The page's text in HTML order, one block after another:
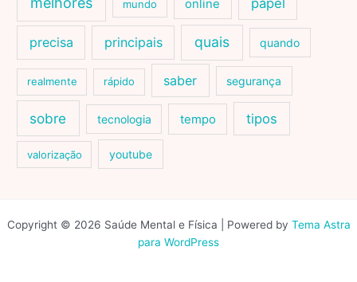
mundo online
precisa principais quais quando
realmente rápido saber segurança
sobre tecnologia tempo tipos
valorização youtube
Copyright © 2026 Saúde Mental e Física | Powered by Tema Astra
para WordPress